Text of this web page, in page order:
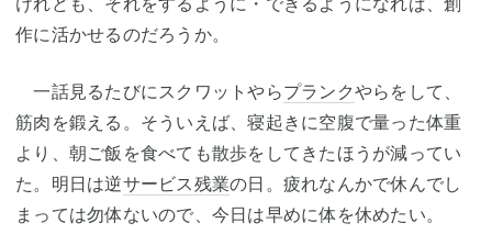
作に活かせるのだろうか。
一話見るたびにスクワットやらプランクやらをして、
筋肉を鍛える。そういえば、寝起きに空腹で量った体重
より、朝ご飯を食べても散歩をしてきたほうが減ってい
た。明日は逆サービス残業の日。疲れなんかで休んでし
まっては勿体ないので、今日は早めに体を休めたい。